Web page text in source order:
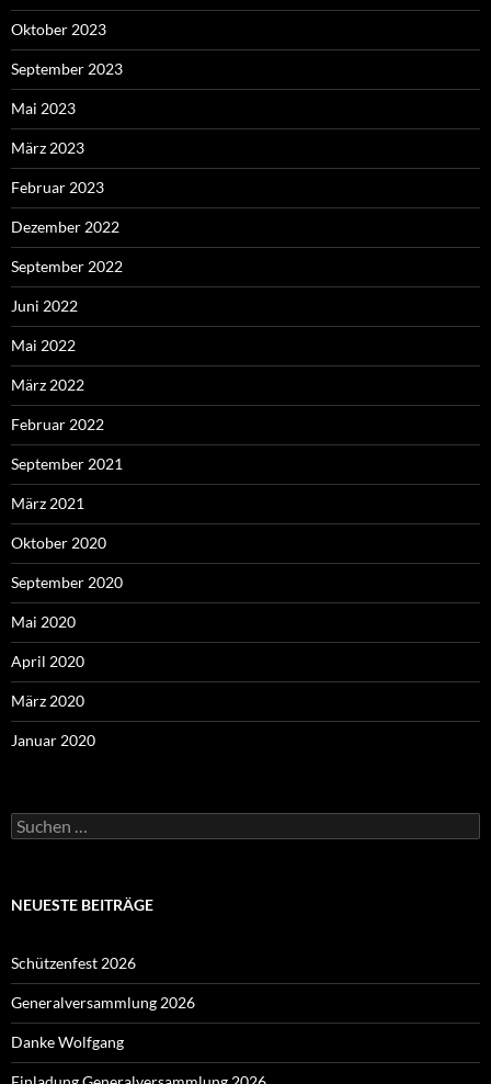
Oktober 2023
September 2023
Mai 2023
März 2023
Februar 2023
Dezember 2022
September 2022
Juni 2022
Mai 2022
März 2022
Februar 2022
September 2021
März 2021
Oktober 2020
September 2020
Mai 2020
April 2020
März 2020
Januar 2020
Suchen
nach:
NEUESTE BEITRÄGE
Schützenfest 2026
Generalversammlung 2026
Danke Wolfgang